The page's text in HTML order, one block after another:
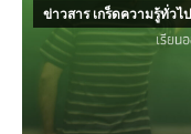
ข่าวสาร เกร็ดความรู้ทั่วไป